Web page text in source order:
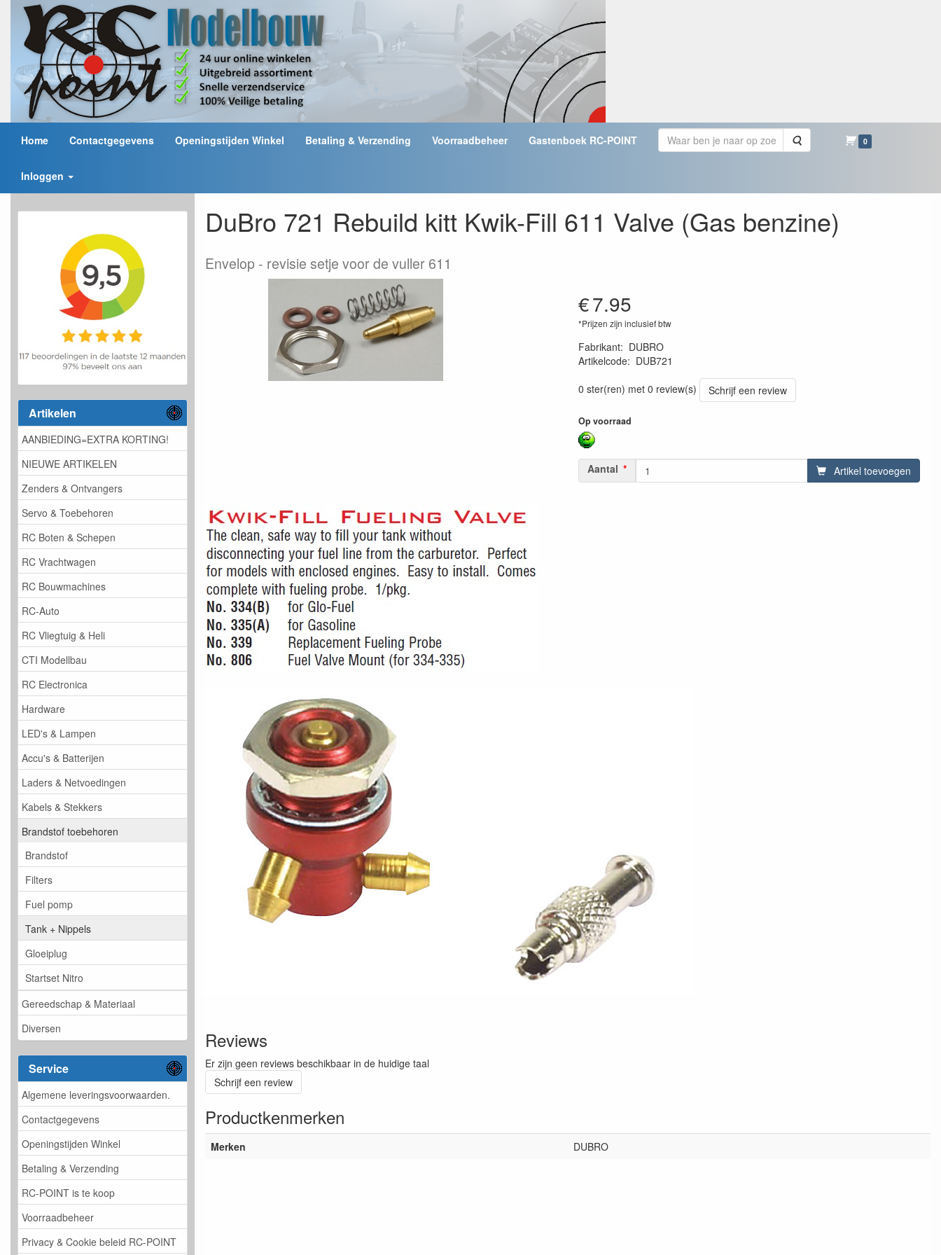
Home Contactgegevens Openingstijden Winkel Betaling & Verzending Voorraadbeheer Gastenboek RC-POINT Zoeken 0
Inloggen
Artikelen
AANBIEDING=EXTRA KORTING!
NIEUWE ARTIKELEN
Zenders & Ontvangers
Servo & Toebehoren
RC Boten & Schepen
RC Vrachtwagen
RC Bouwmachines
RC-Auto
RC Vliegtuig & Heli
CTI Modellbau
RC Electronica
Hardware
LED's & Lampen
Accu's & Batterijen
Laders & Netvoedingen
Kabels & Stekkers
Brandstof toebehoren
Brandstof
Filters
Fuel pomp
Tank + Nippels
Gloeiplug
Startset Nitro
Gereedschap & Materiaal
Diversen
Service
Algemene leveringsvoorwaarden.
Contactgegevens
Openingstijden Winkel
Betaling & Verzending
RC-POINT is te koop
Voorraadbeheer
Privacy & Cookie beleid RC-POINT
DuBro 721 Rebuild kitt Kwik-Fill 611 Valve (Gas benzine)
Envelop revisie setje voor de vuller 611
€7.95
*Prijzen zijn inclusief btw
Fabrikant: DUBRO
Artikelcode: DUB721
0 ster(ren) met 0 review(s)
Schrijf een review
Op voorraad
Aantal Artikel toevoegen
Reviews
Er zijn geen reviews beschikbaar in de huidige taal
Schrijf een review
Productkenmerken
Merken DUBRO